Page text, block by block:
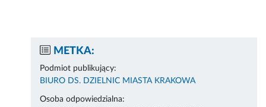
METKA:
Podmiot publikujący:
BIURO DS. DZIELNIC MIASTA KRAKOWA
Osoba odpowiedzialna: